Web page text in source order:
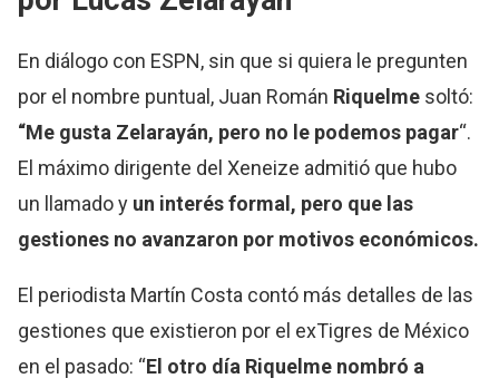
En diálogo con ESPN, sin que si quiera le pregunten
por el nombre puntual, Juan Román Riquelme soltó:
“Me gusta Zelarayán, pero no le podemos pagar“.
El máximo dirigente del Xeneize admitió que hubo
un llamado y un interés formal, pero que las
gestiones no avanzaron por motivos económicos.
El periodista Martín Costa contó más detalles de las
gestiones que existieron por el exTigres de México
en el pasado: “El otro día Riquelme nombró a